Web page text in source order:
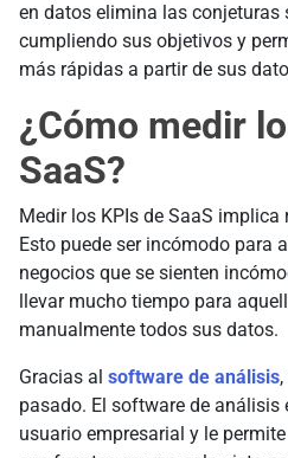
en datos elimina las conjeturas
cumpliendo sus objetivos y
más rápidas a partir de sus
¿Cómo medir
SaaS?
Medir los KPIs de SaaS
Esto puede ser incómodo para
negocios que se sienten
llevar mucho tiempo para
manualmente todos sus datos.
Gracias al software de análisis
pasado. El software de análisis
usuario empresarial y le